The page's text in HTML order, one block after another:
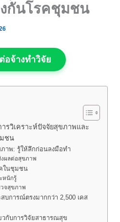
กันโรคชุมชน
อจ้างทำวิจัย
รวิเคราะห์ปัจจัยสุขภาพและ
ชน
ภาพ: รู้ให้ลึกก่อนลงมือทำ
ผลต่อสุขภาพ
ในชุมชน
หนักรู้
วจสุขภาพ
บการณ์ตรงมากกว่า 2,500 เคส
วกับการวิจัยสาธารณสุข